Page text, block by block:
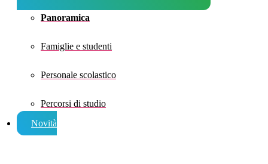
Panoramica
Famiglie e studenti
Personale scolastico
Percorsi di studio
Novità